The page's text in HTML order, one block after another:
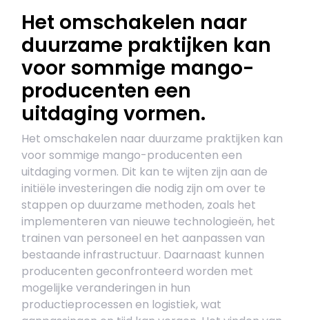
Het omschakelen naar
duurzame praktijken kan
voor sommige mango-
producenten een
uitdaging vormen.
Het omschakelen naar duurzame praktijken kan
voor sommige mango-producenten een
uitdaging vormen. Dit kan te wijten zijn aan de
initiële investeringen die nodig zijn om over te
stappen op duurzame methoden, zoals het
implementeren van nieuwe technologieën, het
trainen van personeel en het aanpassen van
bestaande infrastructuur. Daarnaast kunnen
producenten geconfronteerd worden met
mogelijke veranderingen in hun
productieprocessen en logistiek, wat